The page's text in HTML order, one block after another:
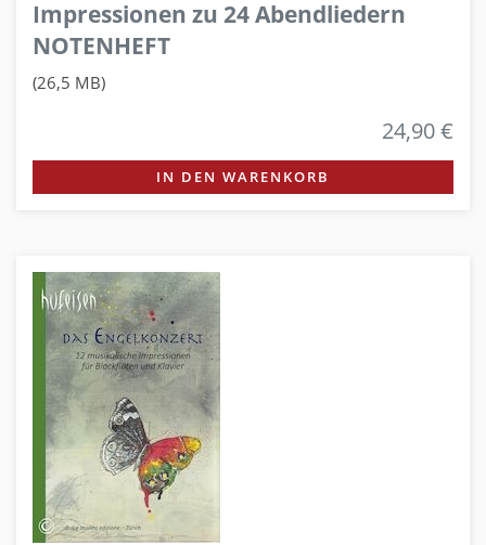
Impressionen zu 24 Abendliedern
NOTENHEFT
(26,5 MB)
24,90 €
IN DEN WARENKORB